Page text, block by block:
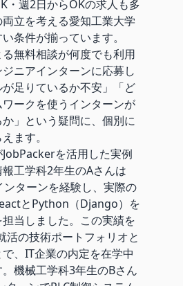
・週2日からOKの求人も多
立を考える愛知工業大学
条件が揃っています。
無料相談が何度でも利用
ニアインターンに応募し
足りているか不安」「ど
ークを使うインターンが
」という疑問に、個別に
ます。
を活用した実例
工学科2年生のAさんは
ターンを経験し、実際の
とPython（Django）を
当しました。この実績を
活の技術ポートフォリオと
、IT企業の内定を在学中
機械工学科3年生のBさん